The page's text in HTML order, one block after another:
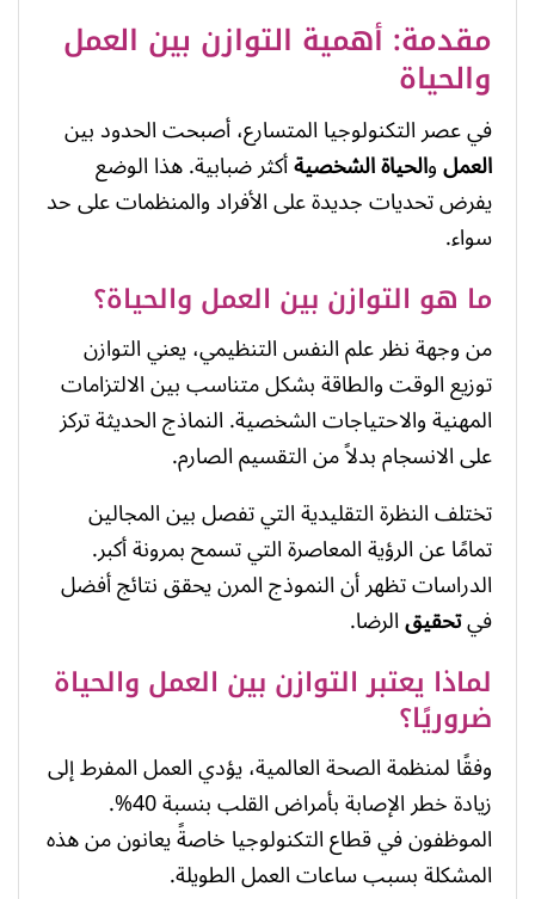
مقدمة: أهمية التوازن بين العمل
والحياة
في عصر التكنولوجيا المتسارع، أصبحت الحدود بين
العملوالحياة الشخصيةأكثر ضبابية. هذا الوضع
يفرض تحديات جديدة على الأفراد والمنظمات على حد
سواء.
ما هو التوازن بين العمل والحياة؟
من وجهة نظر علم النفس التنظيمي، يعني التوازن
توزيع الوقت والطاقة بشكل متناسب بين الالتزامات
المهنية والاحتياجات الشخصية. النماذج الحديثة تركز
على الانسجام بدلاً من التقسيم الصارم.
تختلف النظرة التقليدية التي تفصل بين المجالين
تمامًا عن الرؤية المعاصرة التي تسمح بمرونة أكبر.
الدراسات تظهر أن النموذج المرن يحقق نتائج أفضل
فيتحقيقالرضا.
لماذا يعتبر التوازن بين العمل والحياة
ضروريًا؟
وفقًا لمنظمة الصحة العالمية، يؤدي العمل المفرط إلى
زيادة خطر الإصابة بأمراض القلب بنسبة 40%.
الموظفون في قطاع التكنولوجيا خاصةً يعانون من هذه
المشكلة بسبب ساعات العمل الطويلة.